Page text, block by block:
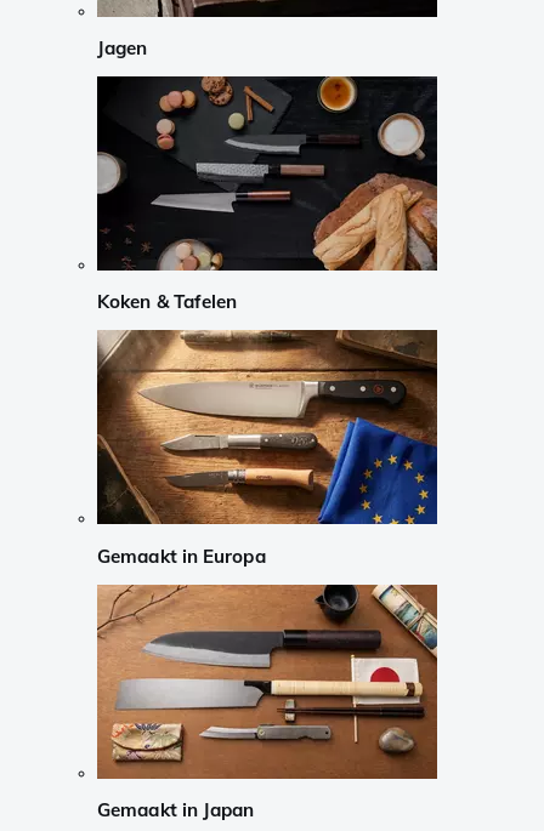
Jagen
Koken & Tafelen
Gemaakt in Europa
Gemaakt in Japan